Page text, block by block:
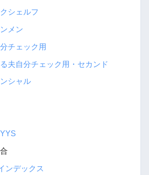
シェルフ
メン
チェック用
夫自分チェック用・セカンド
シャル
ンデックス